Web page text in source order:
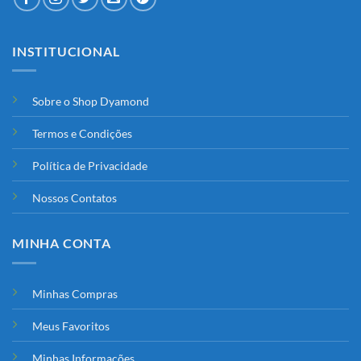
INSTITUCIONAL
Sobre o Shop Dyamond
Termos e Condições
Política de Privacidade
Nossos Contatos
MINHA CONTA
Minhas Compras
Meus Favoritos
Minhas Informações